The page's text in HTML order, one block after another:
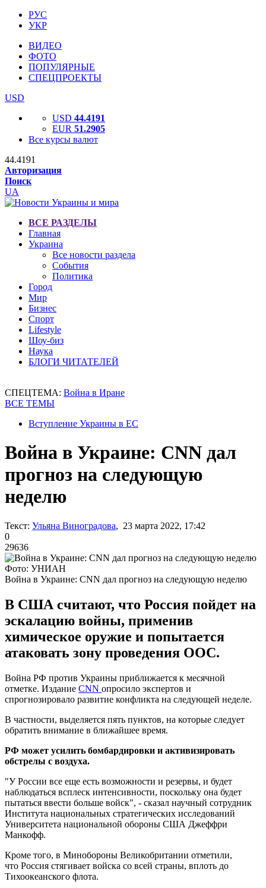
РУС
УКР
ВИДЕО
ФОТО
ПОПУЛЯРНЫЕ
СПЕЦПРОЕКТЫ
USD
USD 44.4191
EUR 51.2905
Все курсы валют
44.4191
Авторизация
Поиск
UA
ВСЕ РАЗДЕЛЫ
Главная
Украина
Все новости раздела
События
Политика
Город
Мир
Бизнес
Спорт
Lifestyle
Шоу-биз
Наука
БЛОГИ ЧИТАТЕЛЕЙ
СПЕЦТЕМА: Война в Иране
ВСЕ ТЕМЫ
Вступление Украины в ЕС
Война в Украине: CNN дал
прогноз на следующую
неделю
Текст: Ульяна Виноградова, 23 марта 2022, 17:42
0
29636
Фото: УНИАН
Война в Украине: CNN дал прогноз на следующую неделю
В США считают, что Россия пойдет на
эскалацию войны, применив
химическое оружие и попытается
атаковать зону проведения ООС.
Война РФ против Украины приближается к месячной
отметке. Издание CNN опросило экспертов и
спрогнозировало развитие конфликта на следующей неделе.
В частности, выделяется пять пунктов, на которые следует
обратить внимание в ближайшее время.
РФ может усилить бомбардировки и активизировать
обстрелы с воздуха.
"У России все еще есть возможности и резервы, и будет
наблюдаться всплеск интенсивности, поскольку она будет
пытаться ввести больше войск", - сказал научный сотрудник
Института национальных стратегических исследований
Университета национальной обороны США Джеффри
Манкофф.
Кроме того, в Минобороны Великобритании отметили,
что Россия стягивает войска со всей страны, вплоть до
Тихоокеанского флота.